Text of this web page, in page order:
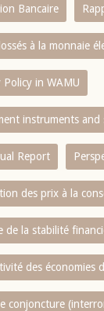
Bancaire
à la monnaie
in WAMU
instruments and
Report
des prix à la
de la stabilité
des économies
conjoncture